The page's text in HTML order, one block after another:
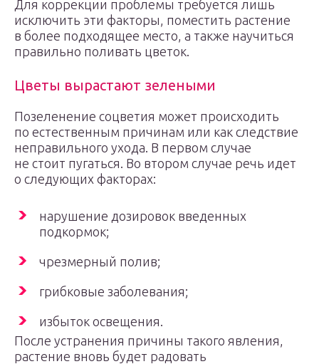
Для коррекции проблемы требуется лишь
исключить эти факторы, поместить растение
в более подходящее место, а также научиться
правильно поливать цветок.
Цветы вырастают зелеными
Позеленение соцветия может происходить
по естественным причинам или как следствие
неправильного ухода. В первом случае
не стоит пугаться. Во втором случае речь идет
о следующих факторах:
нарушение дозировок введенных
подкормок;
чрезмерный полив;
грибковые заболевания;
избыток освещения.
После устранения причины такого явления,
растение вновь будет радовать